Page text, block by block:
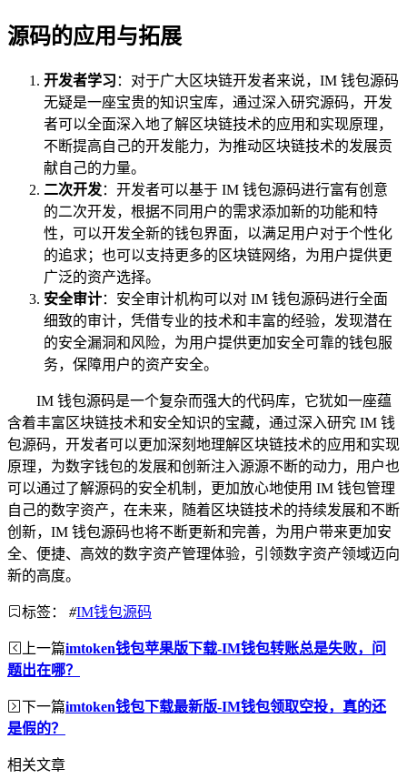
源码的应用与拓展
开发者学习 ：对于广大区块链开发者来说，IM 钱包源码
无疑是一座宝贵的知识宝库，通过深入研究源码，开发
者可以全面深入地了解区块链技术的应用和实现原理，
不断提高自己的开发能力，为推动区块链技术的发展贡
献自己的力量。
二次开发：开发者可以基于 IM 钱包源码进行富有创意
的二次开发，根据不同用户的需求添加新的功能和特
性，可以开发全新的钱包界面，以满足用户对于个性化
的追求；也可以支持更多的区块链网络，为用户提供更
广泛的资产选择。
安全审计：安全审计机构可以对 IM 钱包源码进行全面
细致的审计，凭借专业的技术和丰富的经验，发现潜在
的安全漏洞和风险，为用户提供更加安全可靠的钱包服
务，保障用户的资产安全。
IM 钱包源码是一个复杂而强大的代码库，它犹如一座蕴
含着丰富区块链技术和安全知识的宝藏，通过深入研究 IM 钱
包源码，开发者可以更加深刻地理解区块链技术的应用和实现
原理，为数字钱包的发展和创新注入源源不断的动力，用户也
可以通过了解源码的安全机制，更加放心地使用 IM 钱包管理
自己的数字资产，在未来，随着区块链技术的持续发展和不断
创新，IM 钱包源码也将不断更新和完善，为用户带来更加安
全、便捷、高效的数字资产管理体验，引领数字资产领域迈向
新的高度。
标签： #IM钱包源码
上一篇imtoken钱包苹果版下载-IM钱包转账总是失败，问
题出在哪？
下一篇imtoken钱包下载最新版-IM钱包领取空投，真的还
是假的？
相关文章